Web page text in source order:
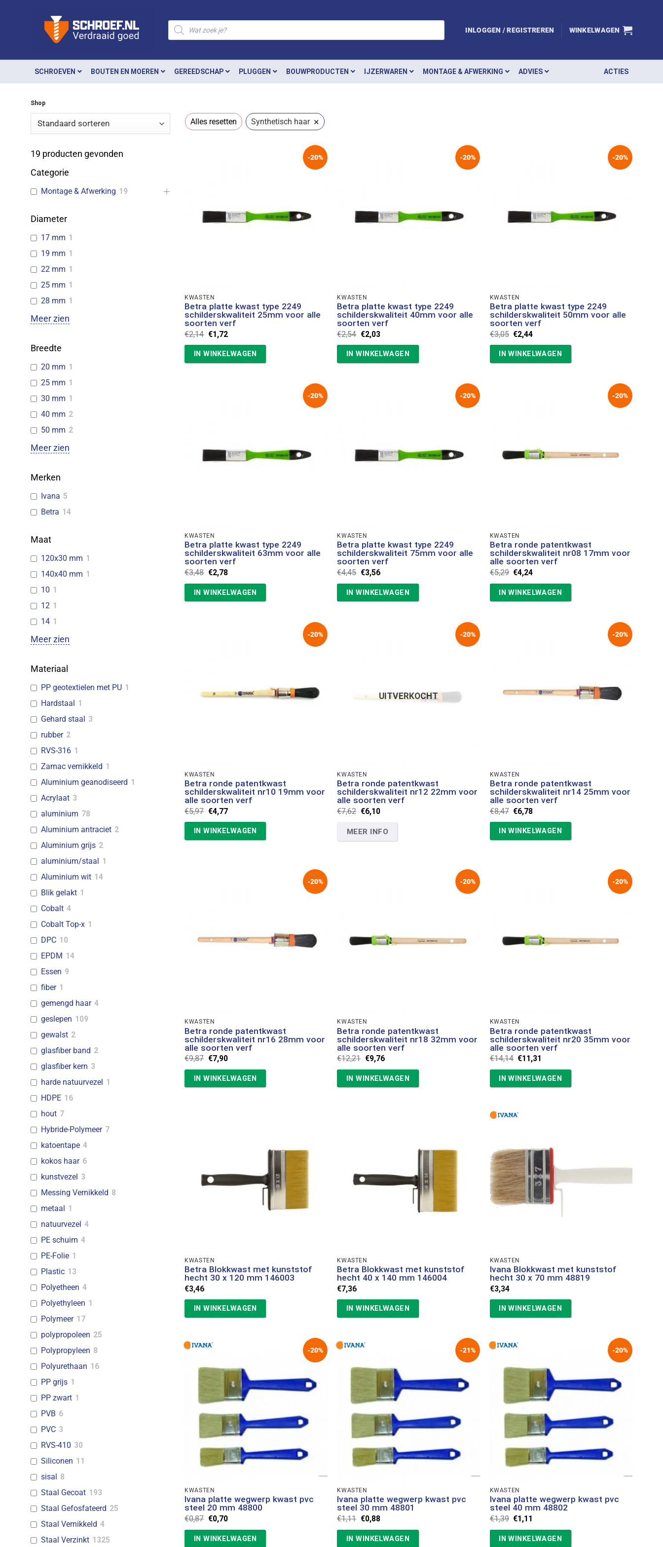
Producten
zoeken
INLOGGEN / REGISTREREN WINKELWAGEN
SCHROEVEN BOUTEN EN MOEREN GEREEDSCHAP PLUGGEN BOUWPRODUCTEN IJZERWAREN MONTAGE & AFWERKING ADVIES ACTIES
Shop
19 producten gevonden
Categorie
Montage & Afwerking 19
Diameter
17 mm 1
19 mm 1
22 mm 1
25 mm 1
28 mm 1
Meer zien
Breedte
20 mm 1
25 mm 1
30 mm 1
40 mm 2
50 mm 2
Meer zien
Merken
Ivana 5
Betra 14
Maat
120x30 mm 1
140x40 mm 1
10 1
12 1
14 1
Meer zien
Materiaal
PP geotextielen met PU 1
Hardstaal
1
Gehard staal
3
rubber 2
RVS-316 1
Zamac vernikkeld 1
Aluminium geanodiseerd 1
Acrylaat 3
aluminium 78
Aluminium antraciet 2
Aluminium grijs 2
aluminium/staal
1
Aluminium wit 14
Blik gelakt 1
Cobalt 4
Cobalt Top-x 1
DPC 10
EPDM 14
Essen 9
fiber 1
gemengd haar 4
geslepen 109
gewalst 2
glasfiber band 2
glasfiber kern 3
harde natuurvezel 1
HDPE 16
hout 7
Hybride-Polymeer 7
katoentape 4
kokos haar 6
kunstvezel 3
Messing Vernikkeld 8
metaal
1
natuurvezel 4
PE schuim 4
PE-Folie 1
Plastic 13
Polyetheen 4
Polyethyleen 1
Polymeer 17
polypropoleen 25
Polypropyleen 8
Polyurethaan 16
PP grijs 1
PP zwart 1
PVB 6
PVC 3
RVS-410 30
Siliconen 11
sisal
8
Staal Gecoat 193
Staal Gefosfateerd 25
Staal Vernikkeld 4
Staal Verzinkt 1325
Alles resetten Synthetisch haar ×
-20%
KWASTEN
Betra platte kwast type 2249
schilderskwaliteit 25mm voor alle
soorten verf
€2,14 Oorspronkelijke
prijs
€2,14.
€1,72Huidige
€1,72.
IN WINKELWAGEN
-20%
KWASTEN
Betra platte kwast type 2249
schilderskwaliteit 40mm voor alle
soorten verf
€2,54 Oorspronkelijke
prijs
€2,54.
€2,03Huidige
€2,03.
IN WINKELWAGEN
-20%
KWASTEN
Betra platte kwast type 2249
schilderskwaliteit 50mm voor alle
soorten verf
€3,05 Oorspronkelijke
prijs
€3,05.
€2,44Huidige
€2,44.
IN WINKELWAGEN
-20%
KWASTEN
Betra platte kwast type 2249
schilderskwaliteit 63mm voor alle
soorten verf
€3,48 Oorspronkelijke
prijs
was:
€3,48.
€2,78Huidige
is:
€2,78.
IN WINKELWAGEN
-20%
KWASTEN
Betra platte kwast type 2249
schilderskwaliteit 75mm voor alle
soorten verf
€4,45 Oorspronkelijke
prijs
was:
€4,45.
€3,56Huidige
is:
€3,56.
IN WINKELWAGEN
-20%
KWASTEN
Betra ronde patentkwast
schilderskwaliteit nr08 17mm voor
alle soorten verf
€5,29 Oorspronkelijke
prijs
was:
€5,29.
€4,24Huidige
is:
€4,24.
IN WINKELWAGEN
-20%
KWASTEN
Betra ronde patentkwast
schilderskwaliteit nr10 19mm voor
alle soorten verf
€5,97 Oorspronkelijke
prijs
€5,97.
€4,77Huidige
€4,77.
IN WINKELWAGEN
-20%
UITVERKOCHT
KWASTEN
Betra ronde patentkwast
schilderskwaliteit nr12 22mm voor
alle soorten verf
€7,62 Oorspronkelijke
prijs
€7,62.
€6,10Huidige
€6,10.
MEER INFO
-20%
KWASTEN
Betra ronde patentkwast
schilderskwaliteit nr14 25mm voor
alle soorten verf
€8,47 Oorspronkelijke
prijs
€8,47.
€6,78Huidige
€6,78.
IN WINKELWAGEN
-20%
KWASTEN
Betra ronde patentkwast
schilderskwaliteit nr16 28mm voor
alle soorten verf
€9,87 Oorspronkelijke
prijs
was:
€9,87.
€7,90Huidige
is:
€7,90.
IN WINKELWAGEN
-20%
KWASTEN
Betra ronde patentkwast
schilderskwaliteit nr18 32mm voor
alle soorten verf
€12,21 Oorspronkelijke
prijs
was:
€12,21.
€9,76Huidige
is:
€9,76.
IN WINKELWAGEN
-20%
KWASTEN
Betra ronde patentkwast
schilderskwaliteit nr20 35mm voor
alle soorten verf
€14,14 Oorspronkelijke
prijs
was:
€14,14.
€11,31
is:
€11,31.
IN WINKELWAGEN
KWASTEN
Betra Blokkwast met kunststof
hecht 30 x 120 mm 146003
€3,46
IN WINKELWAGEN
KWASTEN
Betra Blokkwast met kunststof
hecht 40 x 140 mm 146004
€7,36
IN WINKELWAGEN
KWASTEN
Ivana Blokkwast met kunststof
hecht 30 x 70 mm 48819
€3,34
IN WINKELWAGEN
-20%
KWASTEN
Ivana platte wegwerp kwast pvc
steel 20 mm 48800
€0,87 Oorspronkelijke
prijs
was:
€0,87.
€0,70Huidige
is:
€0,70.
IN WINKELWAGEN
-21%
KWASTEN
Ivana platte wegwerp kwast pvc
steel 30 mm 48801
€1,11 Oorspronkelijke
prijs
was:
€1,11.
€0,88Huidige
is:
€0,88.
IN WINKELWAGEN
-20%
KWASTEN
Ivana platte wegwerp kwast pvc
steel 40 mm 48802
€1,39 Oorspronkelijke
prijs
was:
€1,39.
€1,11
is:
€1,11.
IN WINKELWAGEN